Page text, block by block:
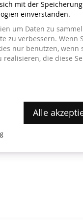
mit der
einverstanden.
um Daten zu
zu verbessern. Wenn
nur benutzen, wenn
die diese
Alle